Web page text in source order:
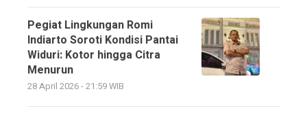
Pegiat Lingkungan Romi
Indiarto Soroti Kondisi Pantai
Widuri: Kotor hingga Citra
Menurun
28 April 2026 - 21:59 WIB